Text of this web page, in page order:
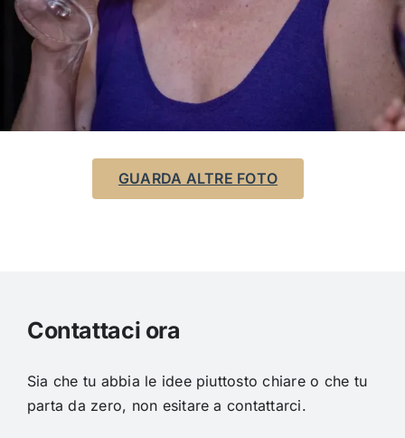
GUARDA ALTRE FOTO
Contattaci ora
Sia che tu abbia le idee piuttosto chiare o che tu
parta da zero, non esitare a contattarci.